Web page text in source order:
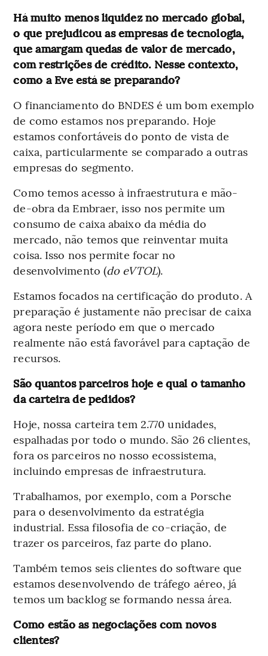
Há muito menos liquidez no mercado global,
o que prejudicou as empresas de tecnologia,
que amargam quedas de valor de mercado,
com restrições de crédito. Nesse contexto,
como a Eve está se preparando?
O financiamento do BNDES é um bom exemplo
de como estamos nos preparando. Hoje
estamos confortáveis do ponto de vista de
caixa, particularmente se comparado a outras
empresas do segmento.
Como temos acesso à infraestrutura e mão-
de-obra da Embraer, isso nos permite um
consumo de caixa abaixo da média do
mercado, não temos que reinventar muita
coisa. Isso nos permite focar no
desenvolvimento (do eVTOL).
Estamos focados na certificação do produto. A
preparação é justamente não precisar de caixa
agora neste período em que o mercado
realmente não está favorável para captação de
recursos.
São quantos parceiros hoje e qual o tamanho
da carteira de pedidos?
Hoje, nossa carteira tem 2.770 unidades,
espalhadas por todo o mundo. São 26 clientes,
fora os parceiros no nosso ecossistema,
incluindo empresas de infraestrutura.
Trabalhamos, por exemplo, com a Porsche
para o desenvolvimento da estratégia
industrial. Essa filosofia de co-criação, de
trazer os parceiros, faz parte do plano.
Também temos seis clientes do software que
estamos desenvolvendo de tráfego aéreo, já
temos um backlog se formando nessa área.
Como estão as negociações com novos
clientes?